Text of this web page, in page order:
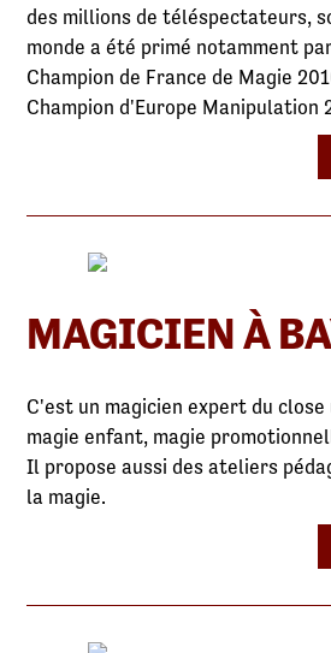
des millions de téléspectateurs,
monde a été primé notamment
Champion de France de Magie
Champion d'Europe Manipulation
MAGICIEN À
C'est un magicien expert du
magie enfant, magie
Il propose aussi des ateliers
la magie.